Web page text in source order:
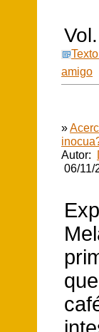
amigo
»
Autor:
06/11/